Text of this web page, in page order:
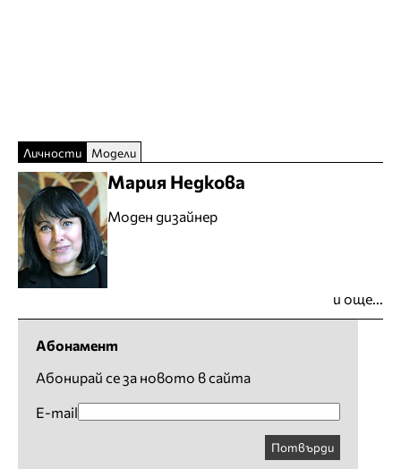
Личности Модели
Мария Недкова
Моден дизайнер
и още...
Абонамент
Абонирай се за новото в сайта
E-mail
Потвърди